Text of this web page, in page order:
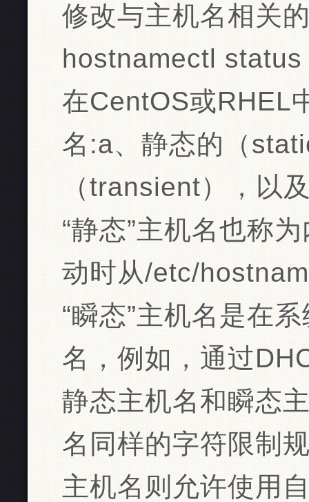
修改与主机名相关
hostnamectl status
在CentOS或RHEL
名:a、静态的（
（transient），以
“静态”主机名也称
动时从/etc/
“瞬态”主机名是在
名，例如，通过
静态主机名和瞬态
名同样的字符限制
主机名则允许使用